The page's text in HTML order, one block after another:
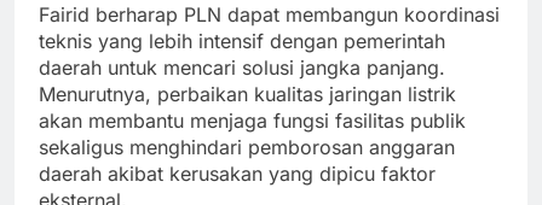
Fairid berharap PLN dapat membangun koordinasi
teknis yang lebih intensif dengan pemerintah
daerah untuk mencari solusi jangka panjang.
Menurutnya, perbaikan kualitas jaringan listrik
akan membantu menjaga fungsi fasilitas publik
sekaligus menghindari pemborosan anggaran
daerah akibat kerusakan yang dipicu faktor
eksternal.